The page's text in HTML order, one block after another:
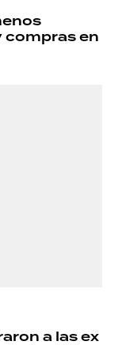
compras en
a las ex